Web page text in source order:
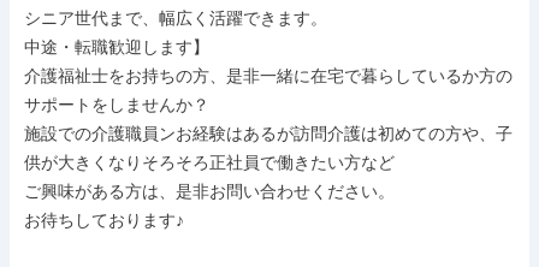
シニア世代まで、幅広く活躍できます。
中途・転職歓迎します】
介護福祉士をお持ちの方、是非一緒に在宅で暮らしているか方の
サポートをしませんか？
施設での介護職員ンお経験はあるが訪問介護は初めての方や、子
供が大きくなりそろそろ正社員で働きたい方など
ご興味がある方は、是非お問い合わせください。
お待ちしております♪